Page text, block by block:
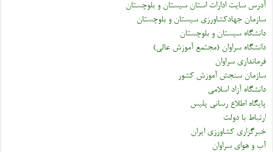
آدرس سایت ادارات استان سیستان و بلوچستان
سازمان جهادکشاورزی سیستان و بلوچستان
دانشگاه سیستان و بلوچستان
دانشگاه سراوان (مجتمع آموزش عالی)
فرمانداری سراوان
سازمان سنجش آموزش کشور
دانشگاه آزاد اسلامی
پایگاه اطلاع رسانی پلیس
ارتباط با دولت
خبرگزاری کشاورزی ایران
آب و هوای سراوان